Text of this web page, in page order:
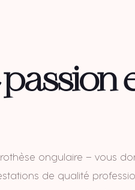
ongulaire — vous
de qualité